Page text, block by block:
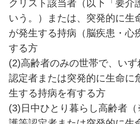
クリスト該当者（以下「要介
いう。）または、突発的に生
が発生する持病（脳疾患・心
する方
(2)高齢者のみの世帯で、い
認定者または突発的に生命に
生する持病を有する方
(3)日中ひとり暮らし高齢者